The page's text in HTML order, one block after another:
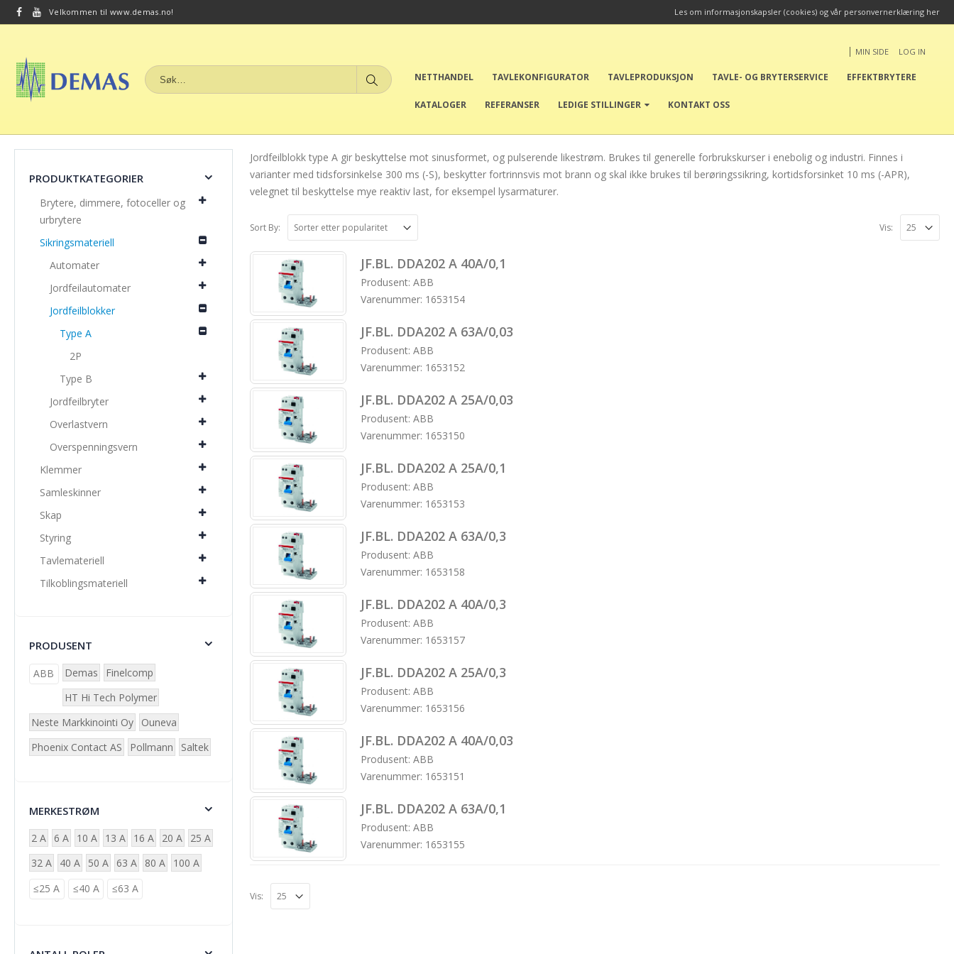
Velkommen til www.demas.no! Les om informasjonskapsler (cookies) og vår personvernerklæring her
| MIN SIDE LOG IN
NETTHANDEL TAVLEKONFIGURATOR TAVLEPRODUKSJON TAVLE- OG BRYTERSERVICE EFFEKTBRYTERE
KATALOGER REFERANSER LEDIGE STILLINGER KONTAKT OSS
Jordfeilblokk type A gir beskyttelse mot sinusformet, og pulserende likestrøm. Brukes til generelle forbrukskurser i enebolig og industri. Finnes i
varianter med tidsforsinkelse 300 ms (-S), beskytter fortrinnsvis mot brann og skal ikke brukes til berøringssikring, kortidsforsinket 10 ms (-APR),
velegnet til beskyttelse mye reaktiv last, for eksempel lysarmaturer.
Sort By: Vis:
JF.BL. DDA202 A 40A/0,1
Produsent: ABB
Varenummer: 1653154
JF.BL. DDA202 A 63A/0,03
Produsent: ABB
Varenummer: 1653152
JF.BL. DDA202 A 25A/0,03
Produsent: ABB
Varenummer: 1653150
JF.BL. DDA202 A 25A/0,1
Produsent: ABB
Varenummer: 1653153
JF.BL. DDA202 A 63A/0,3
Produsent: ABB
Varenummer: 1653158
JF.BL. DDA202 A 40A/0,3
Produsent: ABB
Varenummer: 1653157
JF.BL. DDA202 A 25A/0,3
Produsent: ABB
Varenummer: 1653156
JF.BL. DDA202 A 40A/0,03
Produsent: ABB
Varenummer: 1653151
JF.BL. DDA202 A 63A/0,1
Produsent: ABB
Varenummer: 1653155
Vis:
PRODUKTKATEGORIER
Brytere, dimmere, fotoceller og
urbrytere
Sikringsmateriell
Automater
Jordfeilautomater
Jordfeilblokker
Type A
2P
Type B
Jordfeilbryter
Overlastvern
Overspenningsvern
Klemmer
Samleskinner
Skap
Styring
Tavlemateriell
Tilkoblingsmateriell
PRODUSENT
ABB Demas
Finelcomp
HT Hi Tech Polymer
Neste Markkinointi Oy
Ouneva
Phoenix Contact AS
Pollmann Saltek
MERKESTRØM
2 A 6 A 10 A 13 A 16 A 20 A
25 A
32 A
40 A 50 A 63 A 80 A
100 A
≤25 A
≤40 A ≤63 A